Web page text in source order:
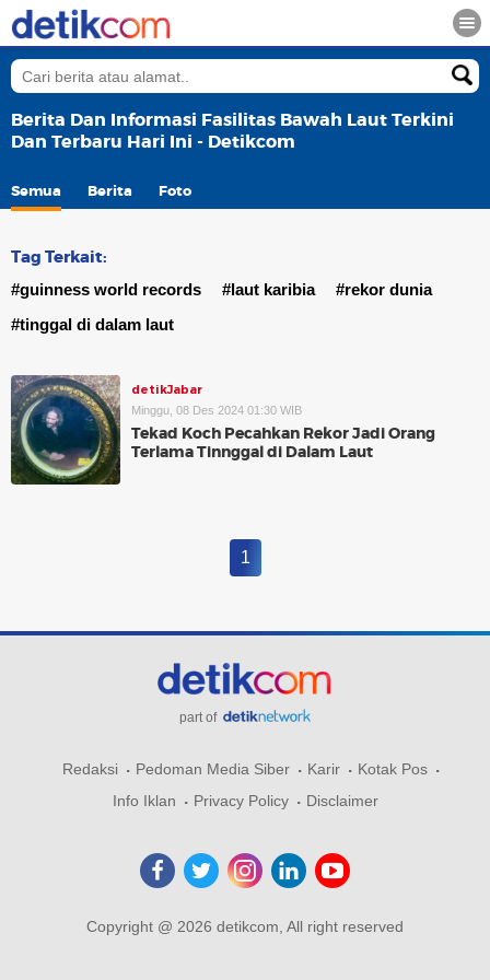
Berita Dan Informasi Fasilitas Bawah Laut Terkini
Dan Terbaru Hari Ini - Detikcom
Semua Berita Foto
Tag Terkait:
#guinness world records #laut karibia
#rekor dunia
#tinggal di dalam laut
detikJabar
Minggu, 08 Des 2024 01:30 WIB
Tekad Koch Pecahkan Rekor Jadi Orang
Terlama Tinnggal di Dalam Laut
1
part of
Redaksi Pedoman Media Siber Karir
Kotak Pos
Info Iklan
Privacy Policy Disclaimer
Copyright @ 2026 detikcom, All right reserved